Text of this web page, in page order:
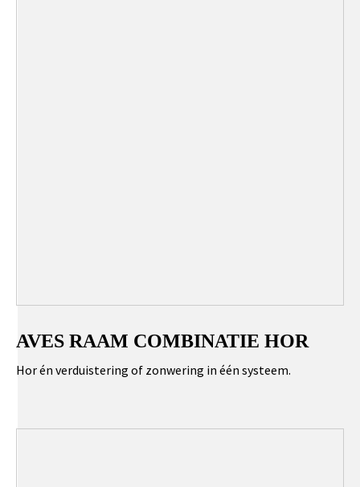
AVES RAAM COMBINATIE HOR
Hor én verduistering of zonwering in één systeem.